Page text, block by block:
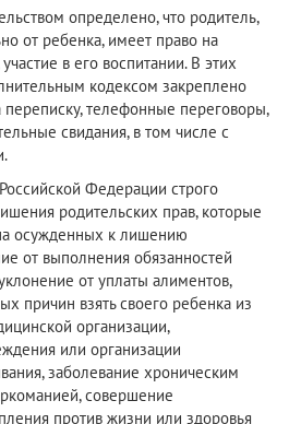
определено, что родитель,
от ребенка, имеет право на
в его воспитании. В этих
кодексом закреплено
телефонные переговоры,
свидания, в том числе с
Федерации строго
родительских прав, которые
осужденных к лишению
от выполнения обязанностей
от уплаты алиментов,
причин взять своего ребенка из
организации,
или организации
заболевание хроническим
совершение
против жизни или здоровья